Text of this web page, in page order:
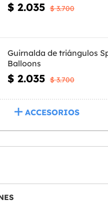
$ 2.035 $ 3.700
Guirnalda de triángulos
Balloons
$ 2.035 $ 3.700
ACCESORIOS